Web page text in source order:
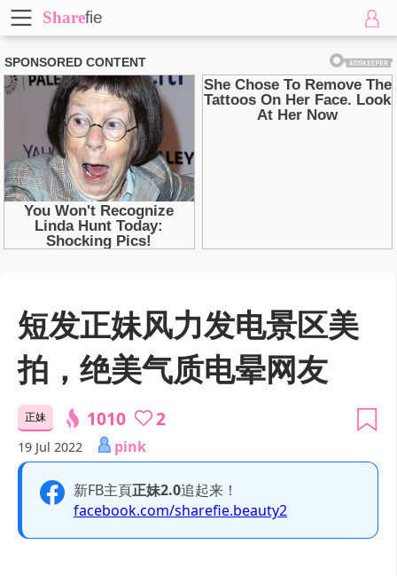
Sharefie
短发正妹风力发电景区美
拍，绝美气质电晕网友
正妹 1010 2
19 Jul 2022 pink
新FB主頁正妹2.0追起来！
facebook.com/sharefie.beauty2